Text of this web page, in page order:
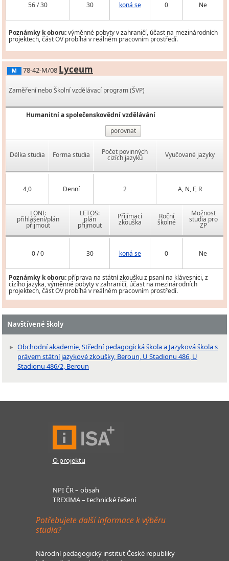
56 / 30 30 koná se 0 Ne
Poznámky k oboru:výměnné pobyty v zahraničí, účast na mezinárodních
projektech, část OV probíhá v reálném pracovním prostředí.
M 78-42-M/08 Lyceum
Zaměření nebo Školní vzdělávací program (ŠVP)
Humanitní a společenskovědní vzdělávání
porovnat
Délka studia Forma studia Počet povinných
cizích jazyků Vyučované jazyky
4,0 Denní 2 A, N, F, R
LONI:
přihlášení/plán
přijmout
LETOS:
plán
přijmout
Přijímací
zkouška
Roční
školné
Možnost
studia pro
ZP
0 / 0 30 koná se 0 Ne
Poznámky k oboru: příprava na státní zkoušku z psaní na klávesnici, z
cizího jazyka, výměnné pobyty v zahraničí, účast na mezinárodních
projektech, část OV probíhá v reálném pracovním prostředí.
Navštívené školy
Obchodní akademie, Střední pedagogická škola a Jazyková škola s
právem státní jazykové zkoušky, Beroun, U Stadionu 486, U
Stadionu 486/2, Beroun
O projektu
NPI ČR – obsah
TREXIMA – technické řešení
Potřebujete další informace k výběru
studia?
Národní pedagogický institut České republiky